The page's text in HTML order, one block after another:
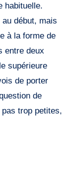
habituelle.
début, mais
à la forme de
entre deux
supérieure
de porter
de
trop petites,